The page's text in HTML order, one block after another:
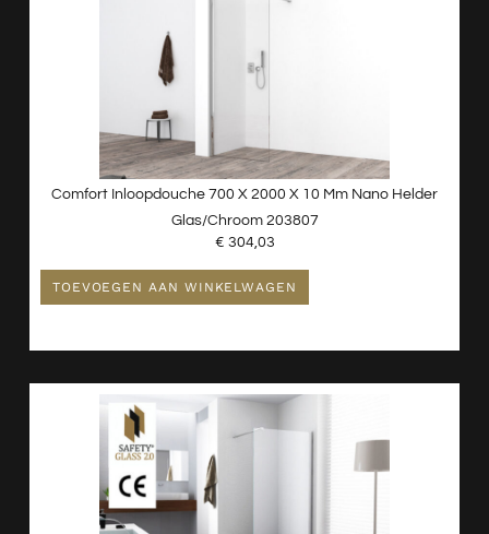
Comfort Inloopdouche 700 X 2000 X 10 Mm Nano Helder
Glas/chroom 203807
€ 304,03
TOEVOEGEN AAN WINKELWAGEN